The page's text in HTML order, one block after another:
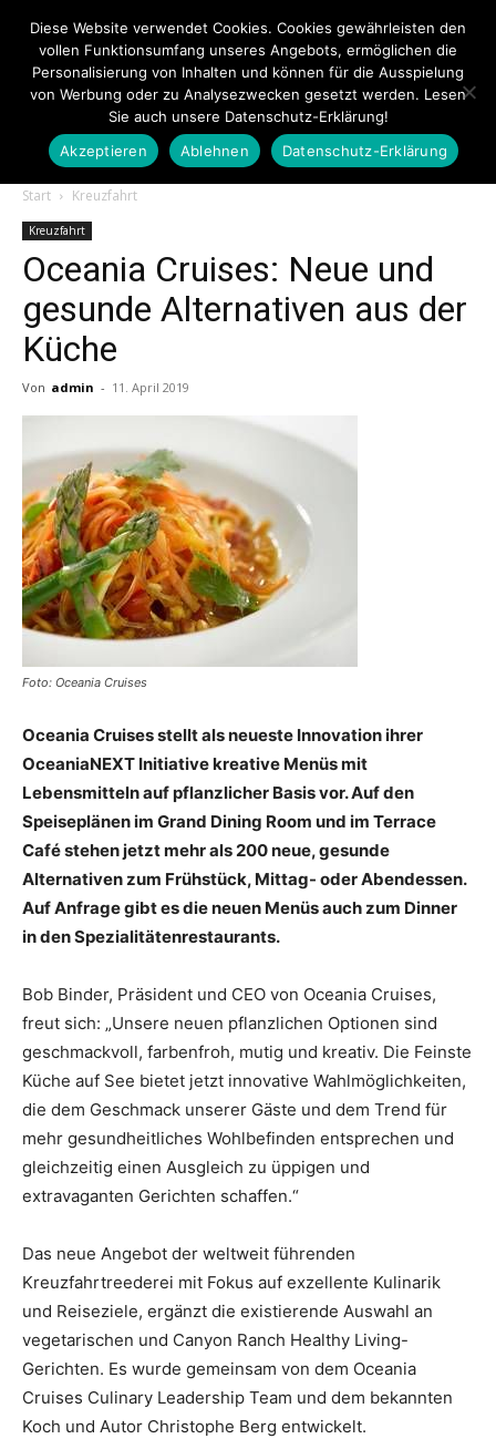
Touristiknews.de
|
Reiseempfehlungen.
Start Kreuzfahrt
Kreuzfahrt
Oceania Cruises: Neue und
gesunde Alternativen aus der
Küche
Von admin - 11. April 2019
Foto: Oceania Cruises
Oceania Cruises stellt als neueste Innovation ihrer
OceaniaNEXT Initiative kreative Menüs mit
Lebensmitteln auf pflanzlicher Basis vor. Auf den
Speiseplänen im Grand Dining Room und im Terrace
Café stehen jetzt mehr als 200 neue, gesunde
Alternativen zum Frühstück, Mittag- oder Abendessen.
Auf Anfrage gibt es die neuen Menüs auch zum Dinner
in den Spezialitätenrestaurants.
Bob Binder, Präsident und CEO von Oceania Cruises,
freut sich: „Unsere neuen pflanzlichen Optionen sind
geschmackvoll, farbenfroh, mutig und kreativ. Die Feinste
Küche auf See bietet jetzt innovative Wahlmöglichkeiten,
die dem Geschmack unserer Gäste und dem Trend für
mehr gesundheitliches Wohlbefinden entsprechen und
gleichzeitig einen Ausgleich zu üppigen und
extravaganten Gerichten schaffen.“
Das neue Angebot der weltweit führenden
Kreuzfahrtreederei mit Fokus auf exzellente Kulinarik
und Reiseziele, ergänzt die existierende Auswahl an
vegetarischen und Canyon Ranch Healthy Living-
Gerichten. Es wurde gemeinsam von dem Oceania
Cruises Culinary Leadership Team und dem bekannten
Koch und Autor Christophe Berg entwickelt.
Diese Website verwendet Cookies. Cookies gewährleisten den
vollen Funktionsumfang unseres Angebots, ermöglichen die
Personalisierung von Inhalten und können für die Ausspielung
von Werbung oder zu Analysezwecken gesetzt werden. Lesen
Sie auch unsere Datenschutz-Erklärung!
Akzeptieren
Ablehnen Datenschutz-Erklärung